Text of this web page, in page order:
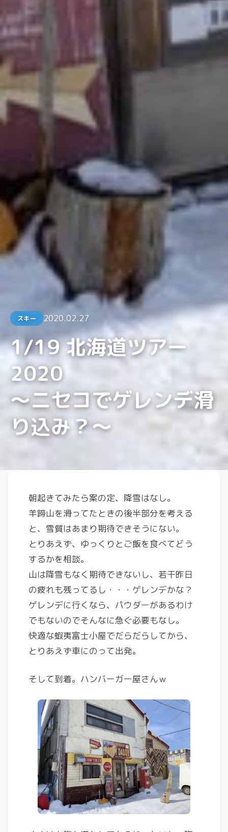
スキー 2020.02.27
1/19 北海道ツアー
2020
～ニセコでゲレンデ滑
り込み？～
朝起きてみたら案の定、降雪はなし。
羊蹄山を滑ってたときの後半部分を考える
と、雪質はあまり期待できそうにない。
とりあえず、ゆっくりとご飯を食べてどう
するかを相談。
山は降雪もなく期待できないし、若干昨日
の疲れも残ってるし・・・ゲレンデかな？
ゲレンデに行くなら、パウダーがあるわけ
でもないのでそんなに急ぐ必要もなし。
快適な蝦夷富士小屋でだらだらしてから、
とりあえず車にのって出発。
そして到着。ハンバーガー屋さんｗ